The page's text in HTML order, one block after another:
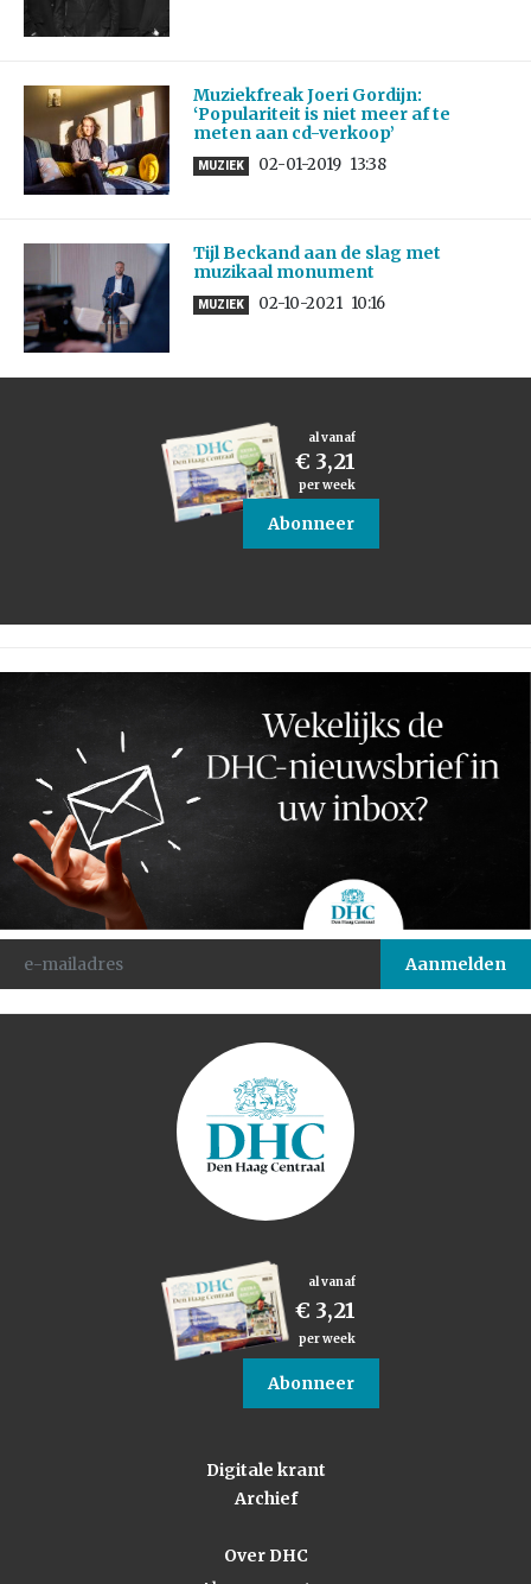
Muziekfreak Joeri Gordijn:
‘Populariteit is niet meer af te
meten aan cd-verkoop’
MUZIEK 02-01-2019 13:38
Tijl Beckand aan de slag met
muzikaal monument
MUZIEK 02-10-2021 10:16
al vanaf
€ 3,21
per week
Abonneer
al vanaf
€ 3,21
per week
Abonneer
Digitale krant
Archief
Over DHC